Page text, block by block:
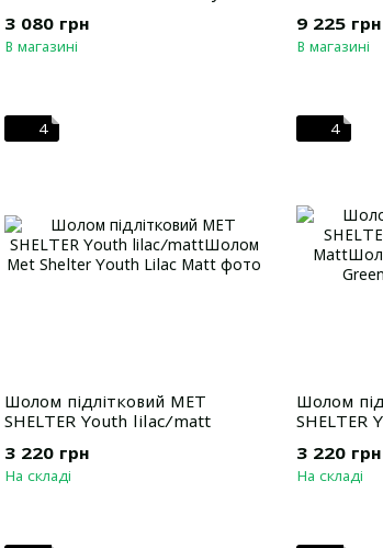
3 080 грн
В магазині
9 225 грн
В магазині
4
Шолом підлітковий MET
SHELTER Youth lilac/matt
3 220 грн
На складі
4
Шолом
SHELTER
3 220 грн
На складі